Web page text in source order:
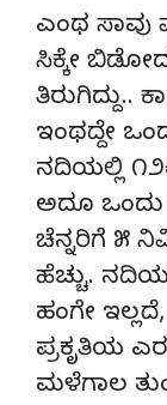
ಎಂಥ ಸಾವು
ಸಿಕ್ಕೇ
ತಿರುಗಿದ್ದು..
ಇಂಥದ್ದೇ
ನದಿಯಲ್ಲಿ
ಅದೂ ಒಂದು
ಚೆನ್ನರಿಗೆ ೫
ಹೆಚ್ಚು.
ಹಂಗೇ
ಪ್ರಕೃತಿಯ
ಮಳೆಗಾಲ